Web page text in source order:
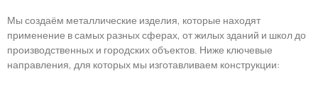
Мы создаём металлические изделия, которые находят
применение в самых разных сферах, от жилых зданий и школ до
производственных и городских объектов. Ниже ключевые
направления, для которых мы изготавливаем конструкции: